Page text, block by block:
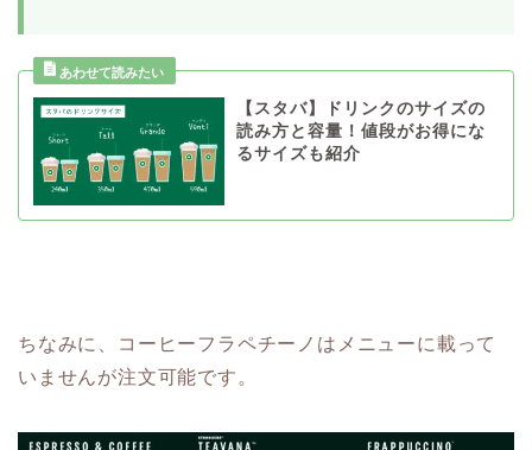
【スタバ】ドリンクのサイズの
読み方と容量！値段がお得にな
るサイズも紹介
ちなみに、コーヒーフラペチーノはメニューに載って
いませんが注文可能です。